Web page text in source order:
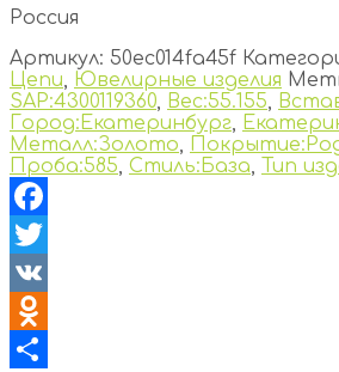
Россия
Артикул: 50ec014fa45f
Цепи, Ювелирные изделия
SAP:4300119360, Вес:55.155,
Город:Екатеринбург,
Металл:Золото,
Проба:585, Стиль:База, Тип
Facebook
Twitter
VK
Odnoklassniki